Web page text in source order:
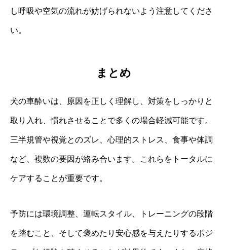
し呼吸や空気の流れが妨げられないよう注意してくださ
い。
まとめ
犬の車酔いは、原因を正しく理解し、対策をしっかりと
取り入れ、慣れさせることで多くの場合軽減可能です。
三半規管や視覚とのズレ、心理的ストレス、食事や体調
など、複数の要因が絡み合います。これらをトータルに
ケアすることが重要です。
予防には環境調整、運転スタイル、トレーニングの段階
を踏むこと、そして褒めたり安心感を与えたりするポジ